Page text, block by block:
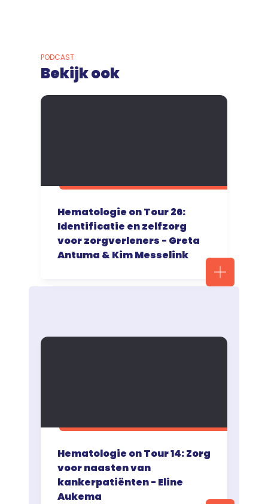
PODCAST
Bekijk ook
Hematologie on Tour 26:
Identificatie en zelfzorg
voor zorgverleners - Greta
Antuma & Kim Messelink
Hematologie on Tour 14: Zorg
voor naasten van
kankerpatiënten - Eline
Aukema